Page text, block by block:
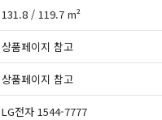
131.8 / 119.7 m²
상품페이지 참고
상품페이지 참고
LG전자 1544-7777